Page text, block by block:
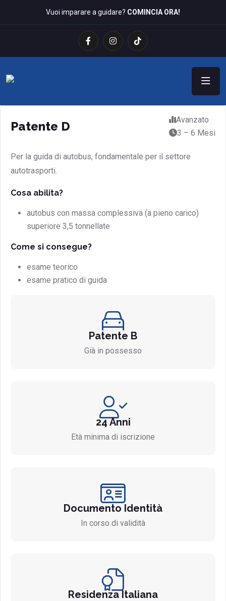
Vuoi imparare a guidare? COMINCIA ORA!
Patente D
Avanzato
3 – 6 Mesi
Per la guida di autobus, fondamentale per il settore
autotrasporti.
Cosa abilita?
autobus con massa complessiva (a pieno carico)
superiore 3,5 tonnellate
Come si consegue?
esame teorico
esame pratico di guida
Patente B
Già in possesso
24 Anni
Età minima di iscrizione
Documento Identità
In corso di validità
Residenza Italiana